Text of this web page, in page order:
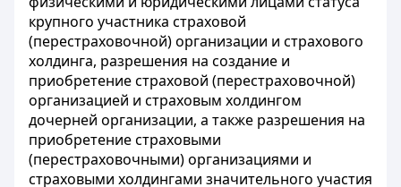
крупного участника страховой
(перестраховочной) организации и страхового
холдинга, разрешения на создание и
приобретение страховой (перестраховочной)
организацией и страховым холдингом
дочерней организации, а также разрешения на
приобретение страховыми
(перестраховочными) организациями и
страховыми холдингами значительного участия